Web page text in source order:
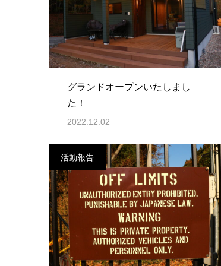
グランドオープンいたしまし
た！
2022.12.02
活動報告